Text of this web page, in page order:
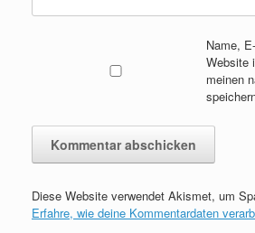
Name,
Website
meinen
Diese Website verwendet Akismet, um
Erfahre, wie deine Kommentardaten